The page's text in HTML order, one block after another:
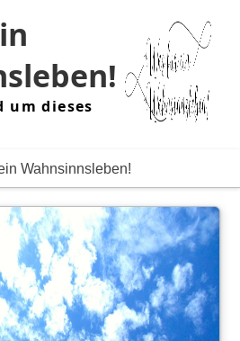
um dieses
Wahnsinnsleben!